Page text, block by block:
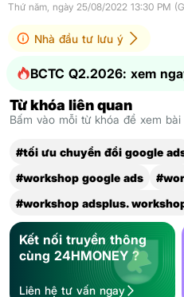
Thứ năm, ngày 25/08/2022 13:30 PM
Nhà đầu tư lưu ý
BCTC Q2.2026: xem
Từ khóa liên quan
Bấm vào mỗi từ khóa để xem
#tối ưu chuyển đổi google
#workshop google ads
#workshop adsplus.
Kết nối truyền thông
cùng 24HMONEY ?
Liên hệ tư vấn ngay